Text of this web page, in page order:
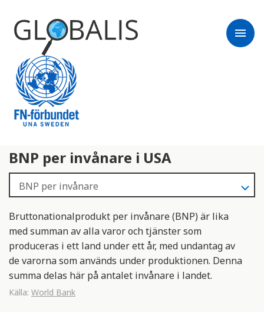
menu
BNP per invånare i USA
Bruttonationalprodukt per invånare (BNP) är lika
med summan av alla varor och tjänster som
produceras i ett land under ett år, med undantag av
de varorna som används under produktionen. Denna
summa delas här på antalet invånare i landet.
Källa: World Bank